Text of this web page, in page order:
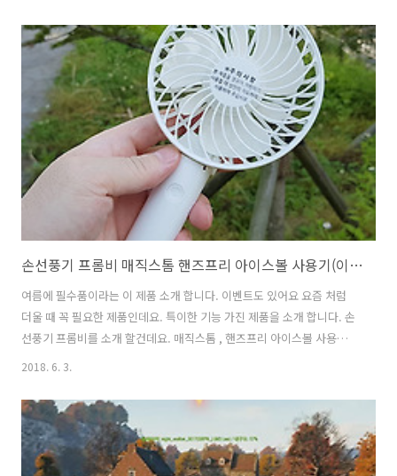
하네요. 아리아 라고 말을 하고 호출 한 뒤 명령어를 말했어야 하는데요.
이제는 그냥 버튼을 누른뒤 바로 말을 하면 됩니다. 편리한 차량용 거치
대도 함께 사용하면 무척 편리합니다. 버튼만 딸깍 누르고 원하는 뭐든
말을 하면 됩니다. 미세먼지라던가 노래 틀어줘 라든가 등등. T맵 NUGU
버튼 쓰자 Tmap 16주년 생일잔치 이벤트 응모하고 받자 T ..
손선풍기 프롬비 매직스톰 핸즈프리 아이스볼 사용기(이벤트)
여름에 필수품이라는 이 제품 소개 합니다. 이벤트도 있어요 요즘 처럼
더울 때 꼭 필요한 제품인데요. 특이한 기능 가진 제품을 소개 합니다. 손
선풍기 프롬비를 소개 할건데요. 매직스톰 , 핸즈프리 아이스볼 사용을
해 봤습니다. 손선풍기는 충전하면서 필요할 때마다 버튼만 누르면 시원
타입의 제품을 써 봤습니다. 하나는 접을 수 있어서 좀 휴대하기 편한 제
품이었고 하나는 미러를 붙여서 여성분들에게 어필이 될만한 제품 이었
습니다. 요즘 야외에서 이런거 쓰시는 분들 많이 보셨죠? 그럼 하나씩 살
펴보죠. 손선풍기 프롬비 매직스톰 핸즈프리 아이스볼 사용기(이벤트)
2018. 6. 3.